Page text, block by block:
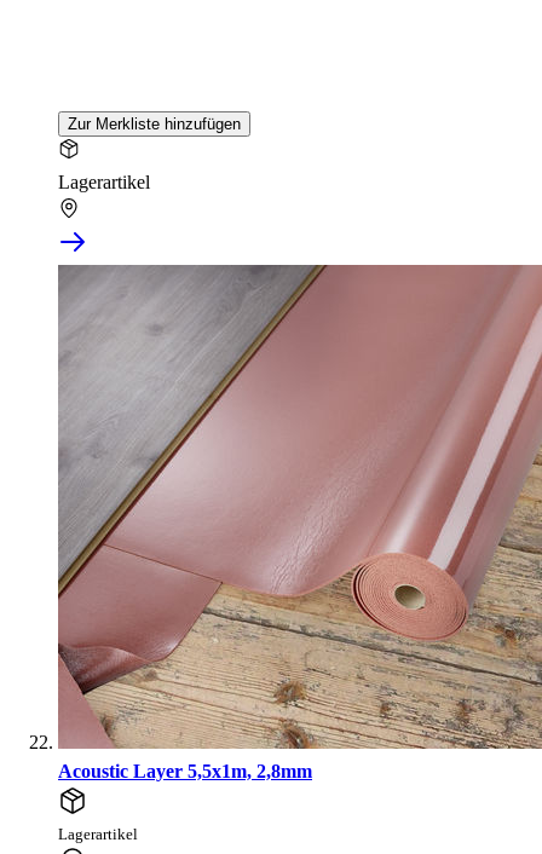
Zur Merkliste hinzufügen
Lagerartikel
Acoustic Layer 5,5x1m, 2,8mm
Lagerartikel